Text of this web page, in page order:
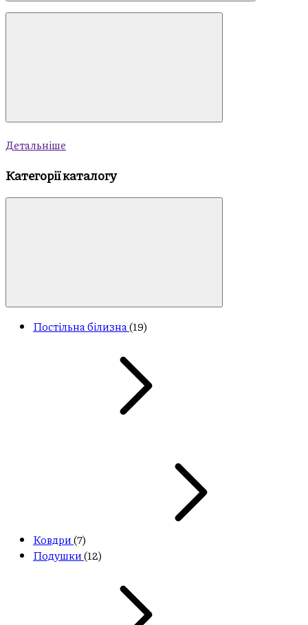
Детальніше
Категорії каталогу
Постільна білизна (19)
Ковдри(7)
Подушки(12)